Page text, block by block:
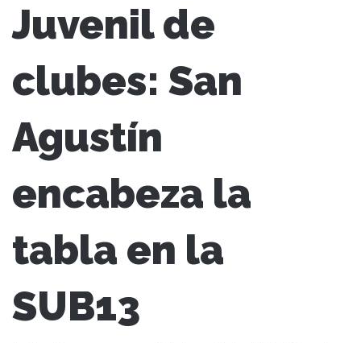
Juvenil de
clubes: San
Agustín
encabeza la
tabla en la
SUB13